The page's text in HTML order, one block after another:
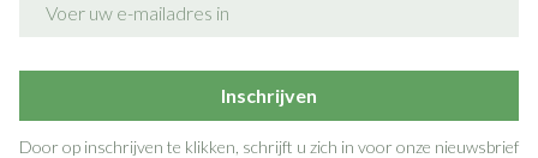
Inschrijven
Door op inschrijven te klikken, schrijft u zich in voor onze nieuwsbrief